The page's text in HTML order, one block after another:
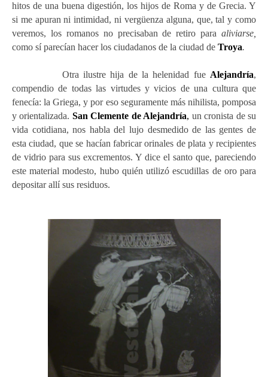
hitos de una buena digestión, los hijos de Roma y de Grecia. Y
si me apuran ni intimidad, ni vergüenza alguna, que, tal y como
veremos, los romanos no precisaban de retiro para aliviarse,
como sí parecían hacer los ciudadanos de la ciudad de Troya.
Otra ilustre hija de la helenidad fue Alejandría,
compendio de todas las virtudes y vicios de una cultura que
fenecía: la Griega, y por eso seguramente más nihilista, pomposa
y orientalizada. San Clemente de Alejandría, un cronista de su
vida cotidiana, nos habla del lujo desmedido de las gentes de
esta ciudad, que se hacían fabricar orinales de plata y recipientes
de vidrio para sus excrementos. Y dice el santo que, pareciendo
este material modesto, hubo quién utilizó escudillas de oro para
depositar allí sus residuos.